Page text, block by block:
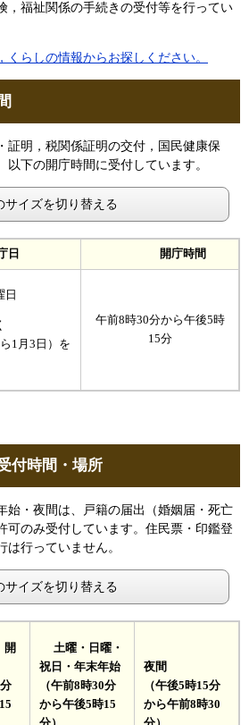
，福祉関係の手続きの受付等を行ってい
らしの情報からお探しください。
証明，税関係証明の交付，国民健康保
以下の開庁時間に受付しています。
サイズを切り替える
開庁時間
日
1月3日）を
午前8時30分から午後5時
15分
付時間・場所
始・夜間は、戸籍の届出（婚姻届・死亡
可のみ受付しています。住民票・印鑑登
行っていません。
サイズを切り替える
土曜・日曜・
祝日・年末年始
（午前8時30分
から午後5時15
夜間
（午後5時15分
から午前8時30